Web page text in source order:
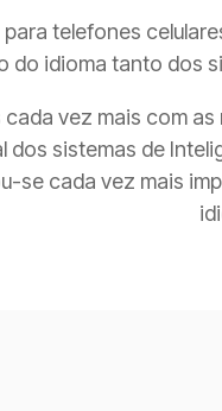
telefones
do idioma tanto dos
vez mais com
sistemas de
se cada vez mais